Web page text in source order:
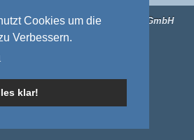
Cookies um die
Verbessern.
klar!
, entwickelt vonWoltLab® GmbH